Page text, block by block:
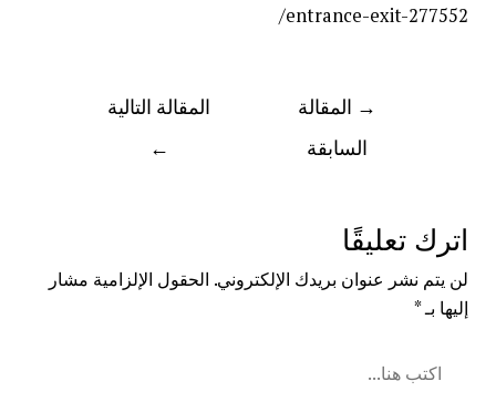
entrance-exit-277552/
→ المقالة
السابقة
المقالة التالية
←
اترك تعليقًا
لن يتم نشر عنوان بريدك الإلكتروني. الحقول الإلزامية مشار
إليها بـ*